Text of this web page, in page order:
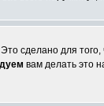
сделано для того,
вам делать это